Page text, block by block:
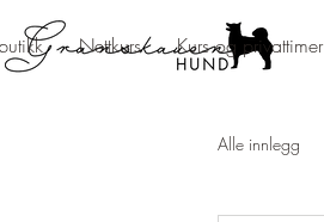
Nettkurs Kurs og privattimer
Alle innlegg